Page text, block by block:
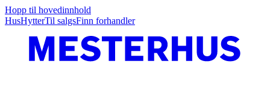
Hopp til hovedinnhold
HusHytterTil salgsFinn forhandler